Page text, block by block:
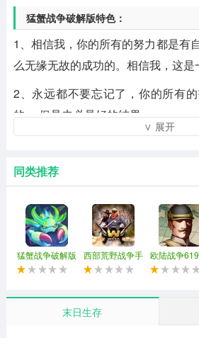
猛蟹战争破解版特色：
1、相信我，你的所有的努力都是有
么无缘无故的成功的。相信我，这是
2、永远都不要忘记了，你的所有
的， 但是未必是好的结果。
是你努力的出来的，这样你就能够明
1、虽然你的战斗非常精彩，但是如
仅你要死亡，而且你的努力也就成
2、我不知道你能不能够去接受这一
3、至少我们的努力付出的东西要得
∨ 展开
同类推荐
猛蟹战争破解版
西部荒野战争手
游
欧陆战争
破解版
末日生存